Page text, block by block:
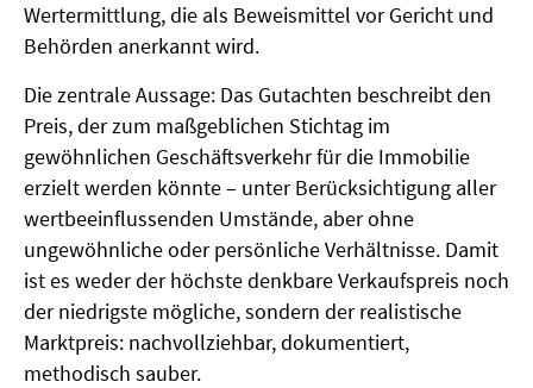
Wertermittlung, die als Beweismittel vor Gericht und
Behörden anerkannt wird.
Die zentrale Aussage: Das Gutachten beschreibt den
Preis, der zum maßgeblichen Stichtag im
gewöhnlichen Geschäftsverkehr für die Immobilie
erzielt werden könnte – unter Berücksichtigung aller
wertbeeinflussenden Umstände, aber ohne
ungewöhnliche oder persönliche Verhältnisse. Damit
ist es weder der höchste denkbare Verkaufspreis noch
der niedrigste mögliche, sondern der realistische
Marktpreis: nachvollziehbar, dokumentiert,
methodisch sauber.